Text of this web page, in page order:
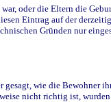
oder die Eltern die
Eintrag auf der
Gründen nur
wie die Bewohner
nicht richtig ist,